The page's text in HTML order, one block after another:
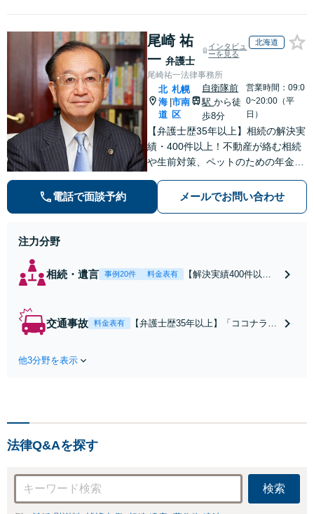
尾崎 祐
一 弁護士
インタビュ
ーを見る
北海道
尾崎祐一法律事務所
北
海
道
|
札幌
市南
区
自衛隊前
駅から徒
歩8分
営業時間：09:0
0~20:00（平
日）
【弁護士歴35年以上】相続の解決実
績・400件以上！不動産が絡む相続
や生前対策、ペットのための年金シ
事故・借金・刑事事件・不動産トラ
ブルなど幅広く対応。依頼者の背景
電話で面談予約 メールでお問い合わせ
注力分野
相続・遺言 事例20件 料金表有
【解決実績400件以
事案にも対応可。培っ
交通事故 料金表有
【弁護士歴35年以上】「ココナラを
委員の経験あり
他3分野を表示
法律Q&Aを探す
検索